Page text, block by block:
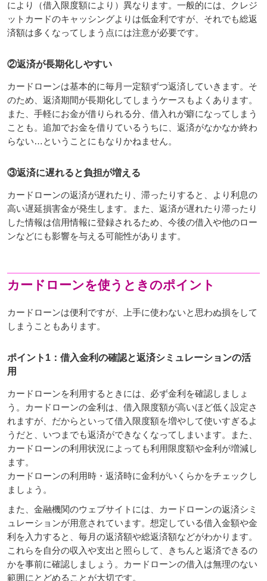
により（借入限度額により）異なります。一般的には、クレジ
ットカードのキャッシングよりは低金利ですが、それでも総返
済額は多くなってしまう点には注意が必要です。
②返済が長期化しやすい
カードローンは基本的に毎月一定額ずつ返済していきます。そ
のため、返済期間が長期化してしまうケースもよくあります。
また、手軽にお金が借りられる分、借入れが癖になってしまう
ことも。追加でお金を借りているうちに、返済がなかなか終わ
らない…ということにもなりかねません。
③返済に遅れると負担が増える
カードローンの返済が遅れたり、滞ったりすると、より利息の
高い遅延損害金が発生します。また、返済が遅れたり滞ったり
した情報は信用情報に登録されるため、今後の借入や他のロー
ンなどにも影響を与える可能性があります。
カードローンを使うときのポイント
カードローンは便利ですが、上手に使わないと思わぬ損をして
しまうこともあります。
ポイント1：借入金利の確認と返済シミュレーションの活
用
カードローンを利用するときには、必ず金利を確認しましょ
う。カードローンの金利は、借入限度額が高いほど低く設定さ
れますが、だからといって借入限度額を増やして使いすぎるよ
うだと、いつまでも返済ができなくなってしまいます。また、
カードローンの利用状況によっても利用限度額や金利が増減し
ます。
カードローンの利用時・返済時に金利がいくらかをチェックし
ましょう。
また、金融機関のウェブサイトには、カードローンの返済シミ
ュレーションが用意されています。想定している借入金額や金
利を入力すると、毎月の返済額や総返済額などがわかります。
これらを自分の収入や支出と照らして、きちんと返済できるの
かを事前に確認しましょう。カードローンの借入は無理のない
範囲にとどめることが大切です。